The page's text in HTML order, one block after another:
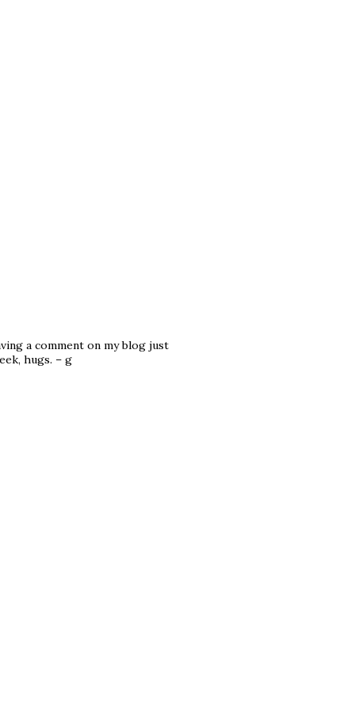
a comment on my blog just
hugs. – g